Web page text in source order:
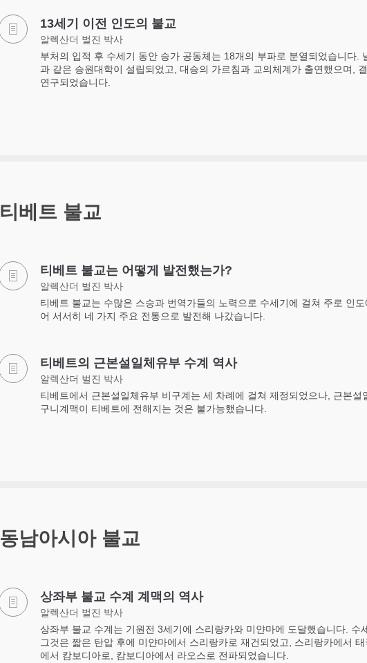
13세기 이전 인도의 불교
알렉산더 벌진 박사
부처의 입적 후 수세기 동안 승가 공동체는 18개의 부파로 분열되었습니다.
과 같은 승원대학이 설립되었고, 대승의 가르침과 교의체계가 출연했으며,
연구되었습니다.
티베트 불교
티베트 불교는 어떻게 발전했는가?
알렉산더 벌진 박사
티베트 불교는 수많은 스승과 번역가들의 노력으로 수세기에 걸쳐 주로 인도
어 서서히 네 가지 주요 전통으로 발전해 나갔습니다.
티베트의 근본설일체유부 수계 역사
알렉산더 벌진 박사
티베트에서 근본설일체유부 비구계는 세 차례에 걸쳐 제정되었으나, 근본설
구니계맥이 티베트에 전해지는 것은 불가능했습니다.
동남아시아 불교
상좌부 불교 수계 계맥의 역사
알렉산더 벌진 박사
상좌부 불교 수계는 기원전 3세기에 스리랑카와 미얀마에 도달했습니다. 수
그것은 짧은 탄압 후에 미얀마에서 스리랑카로 재건되었고, 스리랑카에서
에서 캄보디아로, 캄보디아에서 라오스로 전파되었습니다.